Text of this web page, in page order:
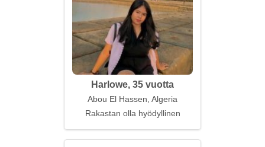
Harlowe, 35 vuotta
Abou El Hassen, Algeria
Rakastan olla hyödyllinen